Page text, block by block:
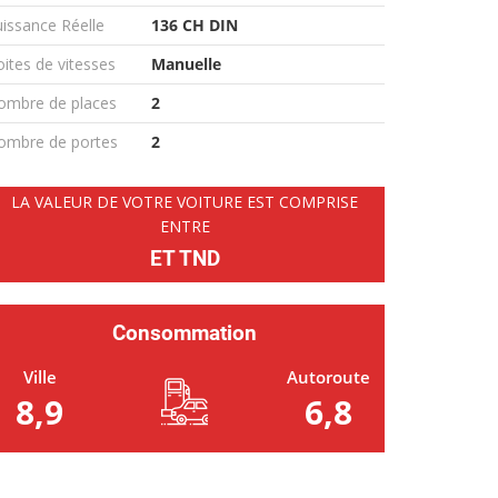
Réelle
136 CH DIN
de vitesses
Manuelle
de places
2
de portes
2
LA VALEUR DE VOTRE VOITURE EST COMPRISE
ENTRE
ET TND
Consommation
Ville
8,9
Autoroute
6,8